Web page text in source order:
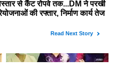
रैंप, अंतिम संस्कार के लिए आने वालों को
नहीं होगी दिक्कत